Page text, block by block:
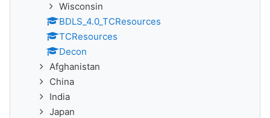
Wisconsin
BDLS_4.0_TCResources
TCResources
Decon
Afghanistan
China
India
Japan